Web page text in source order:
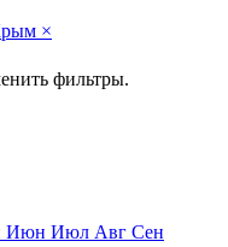
×
фильтры.
Июн Июл Авг Сен